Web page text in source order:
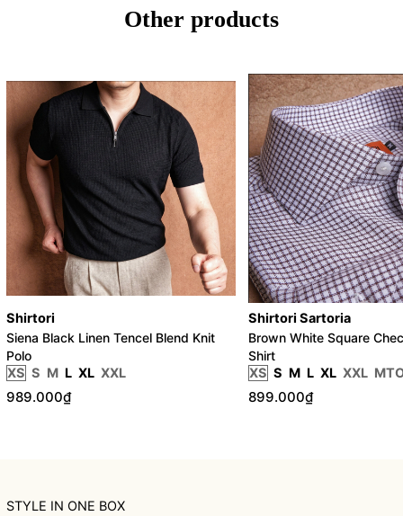
Other products
Shirtori
Siena Black Linen Tencel Blend Knit
Polo
XS S M L XL XXL
989.000₫
Shirtori Sartoria
Brown White Square
Shirt
XS S M L XL XXL
899.000₫
STYLE IN ONE BOX